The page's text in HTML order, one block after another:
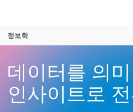
솔루션
회사
정보학
데이터를 의
인사이트로
보다 관련성이 높은 콘텐츠를
있습니다. 주요 관심 분야를
암 연구
미생물학 연구
농업유전체학 연구
복합 질환 연구